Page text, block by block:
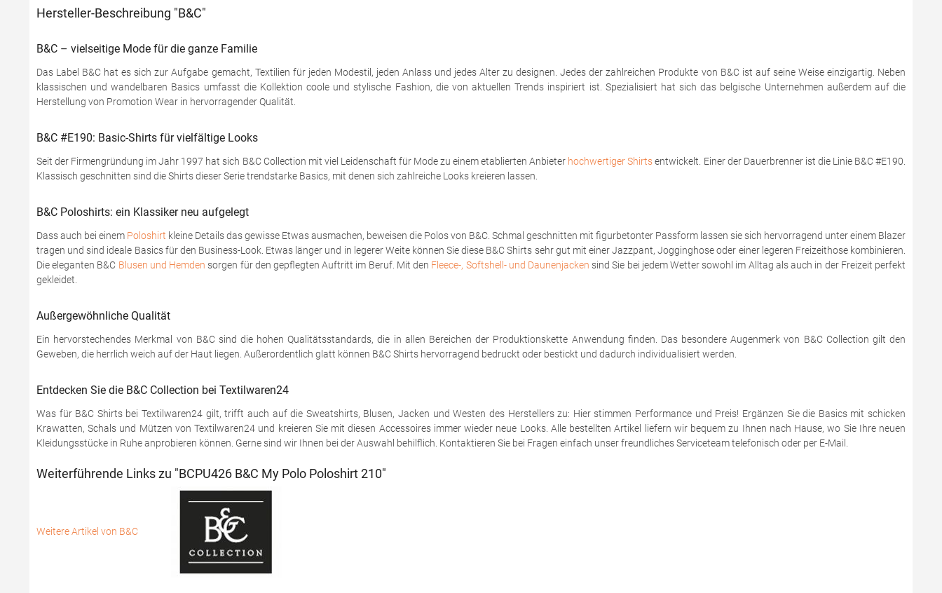
Hersteller-Beschreibung "B&C"
B&C – vielseitige Mode für die ganze Familie
Das Label B&C hat es sich zur Aufgabe gemacht, Textilien für jeden Modestil, jeden Anlass und jedes Alter zu designen. Jedes der zahlreichen Produkte von B&C ist auf seine Weise einzigartig. Neben
klassischen und wandelbaren Basics umfasst die Kollektion coole und stylische Fashion, die von aktuellen Trends inspiriert ist. Spezialisiert hat sich das belgische Unternehmen außerdem auf die
Herstellung von Promotion Wear in hervorragender Qualität.
B&C #E190: Basic-Shirts für vielfältige Looks
Seit der Firmengründung im Jahr 1997 hat sich B&C Collection mit viel Leidenschaft für Mode zu einem etablierten Anbieter hochwertiger Shirtsentwickelt. Einer der Dauerbrenner ist die Linie B&C #E190.
Klassisch geschnitten sind die Shirts dieser Serie trendstarke Basics, mit denen sich zahlreiche Looks kreieren lassen.
B&C Poloshirts: ein Klassiker neu aufgelegt
Dass auch bei einem Poloshirt kleine Details das gewisse Etwas ausmachen, beweisen die Polos von B&C. Schmal geschnitten mit figurbetonter Passform lassen sie sich hervorragend unter einem Blazer
tragen und sind ideale Basics für den Business-Look. Etwas länger und in legerer Weite können Sie diese B&C Shirts sehr gut mit einer Jazzpant, Jogginghose oder einer legeren Freizeithose kombinieren.
Die eleganten B&C Blusen und Hemden sorgen für den gepflegten Auftritt im Beruf. Mit den Fleece-, Softshell- und Daunenjacken sind Sie bei jedem Wetter sowohl im Alltag als auch in der Freizeit perfekt
gekleidet.
Außergewöhnliche Qualität
Ein hervorstechendes Merkmal von B&C sind die hohen Qualitätsstandards, die in allen Bereichen der Produktionskette Anwendung finden. Das besondere Augenmerk von B&C Collection gilt den
Geweben, die herrlich weich auf der Haut liegen. Außerordentlich glatt können B&C Shirts hervorragend bedruckt oder bestickt und dadurch individualisiert werden.
Entdecken Sie die B&C Collection bei Textilwaren24
Was für B&C Shirts bei Textilwaren24 gilt, trifft auch auf die Sweatshirts, Blusen, Jacken und Westen des Herstellers zu: Hier stimmen Performance und Preis! Ergänzen Sie die Basics mit schicken
Krawatten, Schals und Mützen von Textilwaren24 und kreieren Sie mit diesen Accessoires immer wieder neue Looks. Alle bestellten Artikel liefern wir bequem zu Ihnen nach Hause, wo Sie Ihre neuen
Kleidungsstücke in Ruhe anprobieren können. Gerne sind wir Ihnen bei der Auswahl behilflich. Kontaktieren Sie bei Fragen einfach unser freundliches Serviceteam telefonisch oder per E-Mail.
Weiterführende Links zu "BCPU426 B&C My Polo Poloshirt 210"
Weitere Artikel von B&C